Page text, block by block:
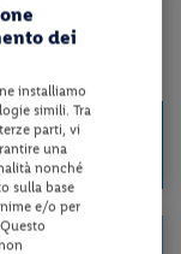
da
da2475 €
a persona per 8 notti
dei
installiamo
simili. Tra
parti, vi
una
nonché
sulla base
e/o per